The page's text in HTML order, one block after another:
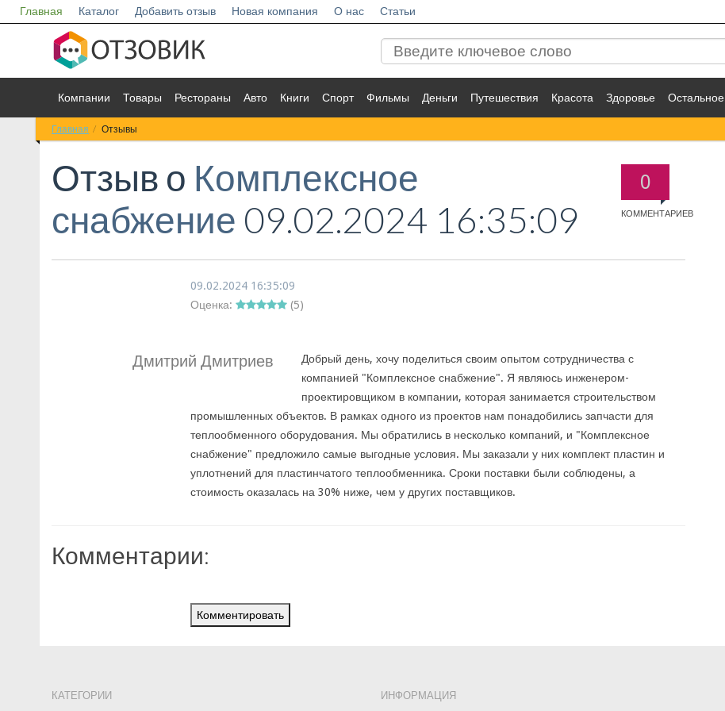
Главная Каталог Добавить отзыв Новая компания О нас Статьи
Компании Товары Рестораны Авто Книги Спорт Фильмы Деньги Путешествия Красота Здоровье Остальное
Главная Отзывы
0
КОММЕНТАРИЕВ
Отзыв о Комплексное
снабжение 09.02.2024 16:35:09
09.02.2024 16:35:09
Оценка:
(5)
Дмитрий Дмитриев
Добрый день, хочу поделиться своим опытом сотрудничества с
компанией "Комплексное снабжение". Я являюсь инженером-
проектировщиком в компании, которая занимается строительством
промышленных объектов. В рамках одного из проектов нам понадобились запчасти для
теплообменного оборудования. Мы обратились в несколько компаний, и "Комплексное
снабжение" предложило самые выгодные условия. Мы заказали у них комплект пластин и
уплотнений для пластинчатого теплообменника. Сроки поставки были соблюдены, а
стоимость оказалась на 30% ниже, чем у других поставщиков.
Комментарии:
Комментировать
КАТЕГОРИИ ИНФОРМАЦИЯ